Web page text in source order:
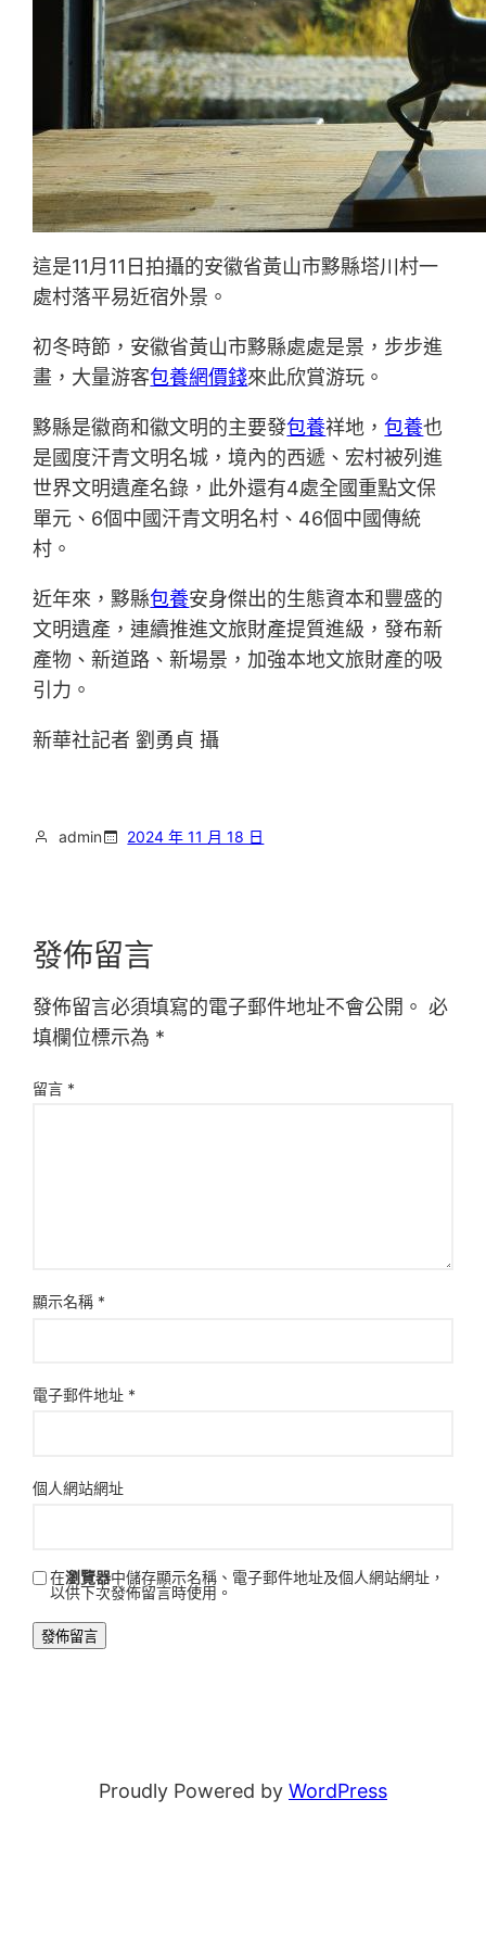
這是11月11日拍攝的安徽省黃山市黟縣塔川村一
處村落平易近宿外景。
初冬時節，安徽省黃山市黟縣處處是景，步步進
畫，大量游客包養網價錢來此欣賞游玩。
黟縣是徽商和徽文明的主要發包養祥地，包養也
是國度汗青文明名城，境內的西遞、宏村被列進
世界文明遺產名錄，此外還有4處全國重點文保
單元、6個中國汗青文明名村、46個中國傳統
村。
近年來，黟縣包養安身傑出的生態資本和豐盛的
文明遺產，連續推進文旅財產提質進級，發布新
產物、新道路、新場景，加強本地文旅財產的吸
引力。
新華社記者 劉勇貞 攝
admin 2024 年 11 月 18 日
發佈留言
發佈留言必須填寫的電子郵件地址不會公開。 必
填欄位標示為 *
留言 *
顯示名稱 *
電子郵件地址 *
個人網站網址
在瀏覽器中儲存顯示名稱、電子郵件地址及個人網站網址，
以供下次發佈留言時使用。
Proudly Powered by WordPress